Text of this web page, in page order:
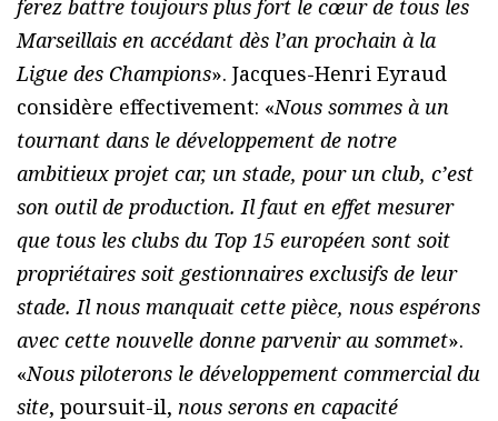
ferez battre toujours plus fort le cœur de tous les
Marseillais en accédant dès l’an prochain à la
Ligue des Champions». Jacques-Henri Eyraud
considère effectivement: «Nous sommes à un
tournant dans le développement de notre
ambitieux projet car, un stade, pour un club, c’est
son outil de production. Il faut en effet mesurer
que tous les clubs du Top 15 européen sont soit
propriétaires soit gestionnaires exclusifs de leur
stade. Il nous manquait cette pièce, nous espérons
avec cette nouvelle donne parvenir au sommet».
«Nous piloterons le développement commercial du
site, poursuit-il, nous serons en capacité